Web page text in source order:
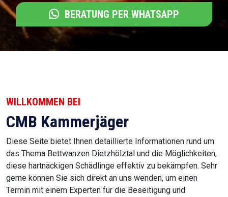
BERATUNG PER WHATSAPP
WILLKOMMEN BEI
CMB Kammerjäger
Diese Seite bietet Ihnen detaillierte Informationen rund um
das Thema Bettwanzen Dietzhölztal und die Möglichkeiten,
diese hartnäckigen Schädlinge effektiv zu bekämpfen. Sehr
gerne können Sie sich direkt an uns wenden, um einen
Termin mit einem Experten für die Beseitigung und